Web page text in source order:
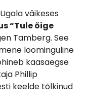
väikeses
“Tule õige
Tamberg. See
loominguline
kaasaegse
Phillip
keelde tõlkinud